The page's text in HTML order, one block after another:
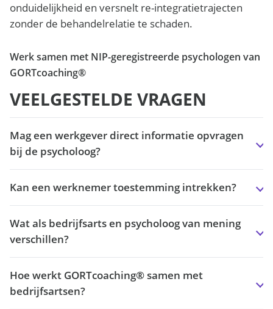
onduidelijkheid en versnelt re-integratietrajecten
zonder de behandelrelatie te schaden.
Werk samen met NIP-geregistreerde psychologen van
GORTcoaching®
VEELGESTELDE VRAGEN
Mag een werkgever direct informatie opvragen
bij de psycholoog?
Kan een werknemer toestemming intrekken?
Wat als bedrijfsarts en psycholoog van mening
verschillen?
Hoe werkt GORTcoaching® samen met
bedrijfsartsen?